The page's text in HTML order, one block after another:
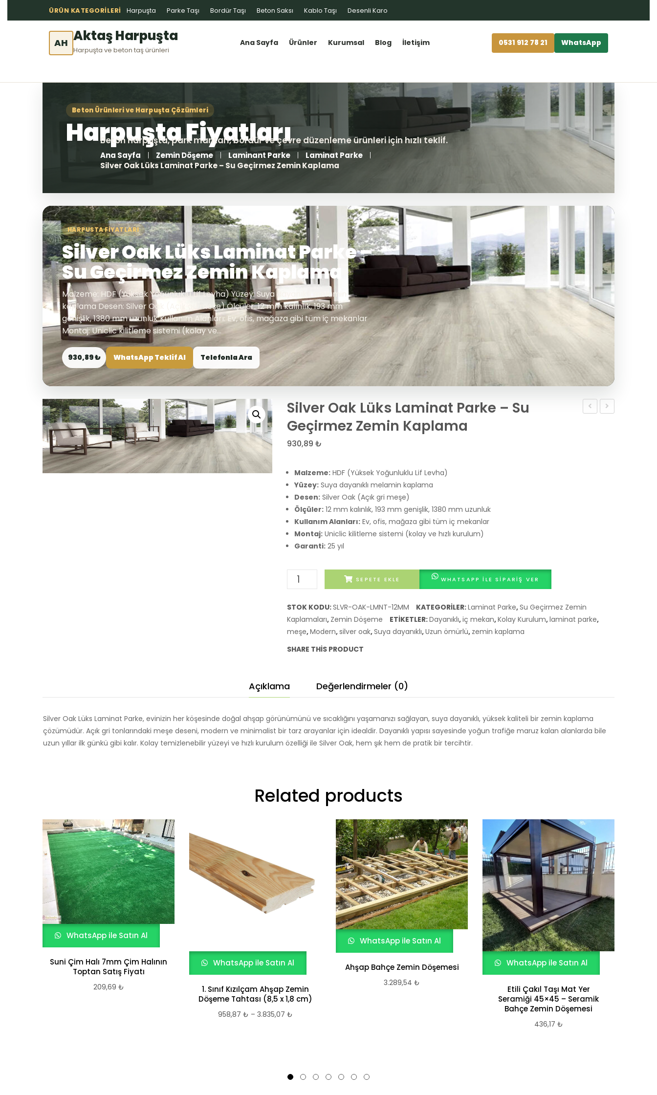
ÜRÜN KATEGORILERI Harpuşta Parke Taşı Bordür Taşı Beton Saksı Kablo Taşı Desenli Karo
AH Aktaş Harpuşta
Harpuşta ve beton taş ürünleri
Ana Sayfa Ürünler Kurumsal Blog İletişim 0531 912 78 21 WhatsApp
Ana Sayfa Zemin Döşeme Laminant Parke
Laminat Parke
Silver Oak Lüks Laminat Parke – Su Geçirmez Zemin Kaplama
HARPUSTA FIYATLARI
Silver Oak Lüks Laminat Parke –
Su Geçirmez Zemin Kaplama
Malzeme: HDF (Yüksek Yoğunluklu Lif Levha) Yüzey: Suya dayanıklı melamin
kaplama Desen: Silver Oak (Açık gri meşe) Ölçüler: 12 mm kalınlık, 193 mm
genişlik, 1380 mm uzunluk Kullanım Alanları: Ev, ofis, mağaza gibi tüm iç mekanlar
Montaj: Uniclic kilitleme sistemi (kolay ve...
930,89 ₺ WhatsApp Teklif Al Telefonla Ara
Silver Oak Lüks Laminat Parke – Su
Geçirmez Zemin Kaplama
930,89 ₺
Malzeme: HDF (Yüksek Yoğunluklu Lif Levha)
Yüzey: Suya dayanıklı melamin kaplama
Desen: Silver Oak (Açık gri meşe)
Ölçüler: 12 mm kalınlık, 193 mm genişlik, 1380 mm uzunluk
Kullanım Alanları: Ev, ofis, mağaza gibi tüm iç mekanlar
Montaj: Uniclic kilitleme sistemi (kolay ve hızlı kurulum)
Garanti: 25 yıl
Silver
Oak
Laminat
Parke
-
Su
Kaplama
adet
SEPETE EKLE WHATSAPP ILE SIPARIŞ VER
STOK KODU:SLVR-OAK-LMNT-12MM KATEGORILER:Laminat Parke,Su Geçirmez Zemin
Kaplamaları, Zemin Döşeme ETIKETLER:Dayanıklı,iç mekan,Kolay Kurulum,laminat parke,
meşe,Modern,silver oak,Suya dayanıklı,Uzun ömürlü, zemin kaplama
SHARE THIS PRODUCT
Açıklama Değerlendirmeler (0)
Silver Oak Lüks Laminat Parke, evinizin her köşesinde doğal ahşap görünümünü ve sıcaklığını yaşamanızı sağlayan, suya dayanıklı, yüksek kaliteli bir zemin kaplama
çözümüdür. Açık gri tonlarındaki meşe deseni, modern ve minimalist bir tarz arayanlar için idealdir. Dayanıklı yapısı sayesinde yoğun trafiğe maruz kalan alanlarda bile
uzun yıllar ilk günkü gibi kalır. Kolay temizlenebilir yüzeyi ve hızlı kurulum özelliği ile Silver Oak, hem şık hem de pratik bir tercihtir.
Related products
WhatsApp ile Satın Al
Suni Çim Halı 7mm Çim Halının
Toptan Satış Fiyatı
209,69 ₺
WhatsApp ile Satın Al
1. Sınıf Kızılçam Ahşap Zemin
Döşeme Tahtası (8,5 x 1,8 cm)
958,87 ₺ – 3.835,07 ₺
3.835,07 ₺
WhatsApp ile Satın Al
Ahşap Bahçe Zemin Döşemesi
3.289,54 ₺
WhatsApp ile Satın Al
Etili Çakıl Taşı Mat Yer
Seramiği 45×45 – Seramik
Bahçe Zemin Döşemesi
436,17 ₺